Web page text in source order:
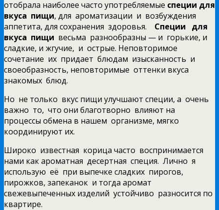
отобрала наиболее часто употребляемые специи для
вкуса пищи, для ароматизации и возбуждения
аппетита, для сохранения здоровья. Специи для
вкуса пищи весьма разнообразны — и горькие, и
сладкие, и жгучие, и острые. Неповторимое
сочетание их придает блюдам изысканность и
своеобразность, неповторимые оттенки вкуса
знакомых блюд.
Но не только вкус пищи улучшают специи, а очень
важно то, что они благотворно влияют на
процессы обмена в нашем организме, мягко
координируют их.
Широко известная корица часто воспринимается
нами как ароматная десертная специя. Лично я
использую её при выпечке сладких пирогов,
пирожков, запеканок и тогда аромат
свежевыпеченных изделий устойчиво разносится по
квартире.